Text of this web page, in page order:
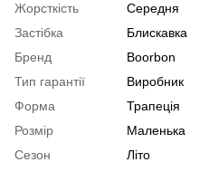
Жорсткість
Середня
Застібка
Блискавка
Бренд
Boorbon
Тип гарантії
Виробник
Форма
Трапеція
Розмір
Маленька
Сезон
Літо